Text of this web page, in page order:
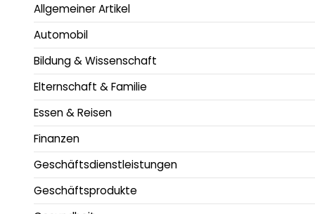
Allgemeiner Artikel
Automobil
Bildung & Wissenschaft
Elternschaft & Familie
Essen & Reisen
Finanzen
Geschäftsdienstleistungen
Geschäftsprodukte